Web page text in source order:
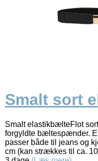
Smalt sort
Smalt elastikbælteFlot
forgyldte bæltespænder.
passer både til jeans og
cm (kan strækkes til ca.